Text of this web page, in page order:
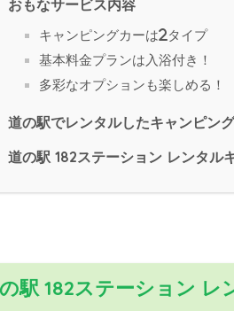
おもなサービス内容
キャンピングカーは2タイプ
基本料金プランは入浴付き！
多彩なオプションも楽しめる！
道の駅でレンタルしたキャンピン
道の駅 182ステーション レンタル
駅 182ステーション